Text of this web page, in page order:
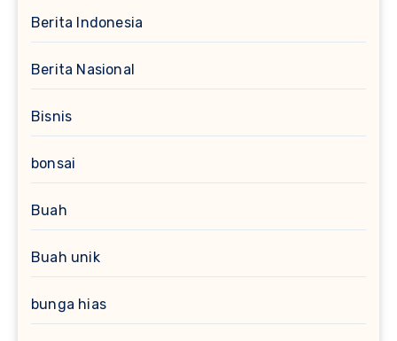
Berita Indonesia
Berita Nasional
Bisnis
bonsai
Buah
Buah unik
bunga hias